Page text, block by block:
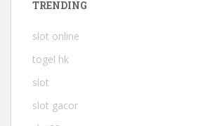
TRENDING
slot online
togel hk
slot
slot gacor